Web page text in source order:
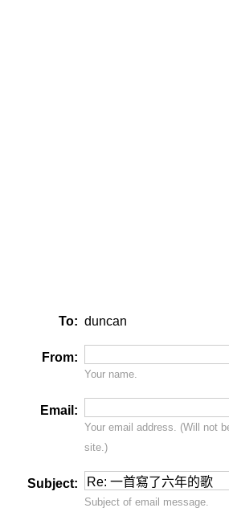
To: duncan
From:
Your name.
Email:
Your email address. (Will not
site.)
Subject:
Subject of email message.